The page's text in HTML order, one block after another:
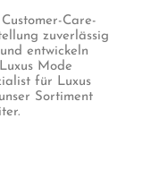
Care-
zuverlässig
entwickeln
Mode
für Luxus
Sortiment